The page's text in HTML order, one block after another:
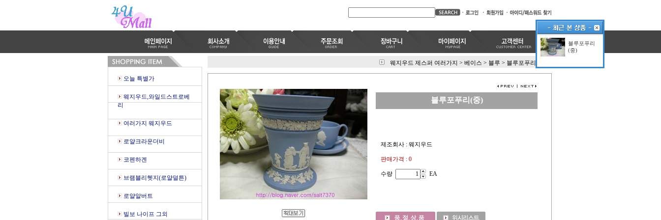
오늘 특별가
웨지우드,와일드스트로베
리
여러가지 웨지우드
로얄크라운더비
코펜하겐
브램블리헷지(로얄덜튼)
로얄알버트
빌보 나이프 그외
웨지우드 제스퍼 여러가지 > 베이스 > 블루 > 블루포푸리(중)
블루포푸리(중)
제조회사 : 웨지우드
판매가격 : 0
수량 EA
블루포푸리
(중)